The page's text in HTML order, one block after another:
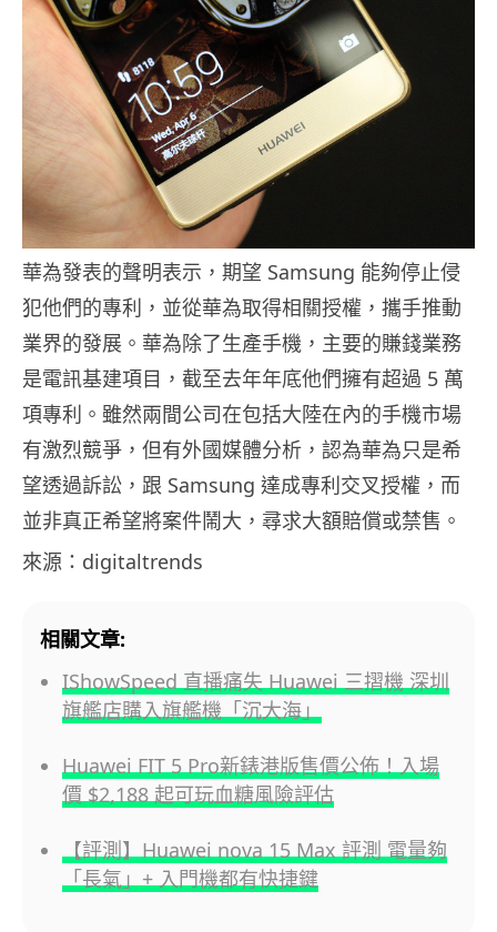
華為發表的聲明表示，期望 Samsung 能夠停止侵
犯他們的專利，並從華為取得相關授權，攜手推動
業界的發展。華為除了生產手機，主要的賺錢業務
是電訊基建項目，截至去年年底他們擁有超過 5 萬
項專利。雖然兩間公司在包括大陸在內的手機市場
有激烈競爭，但有外國媒體分析，認為華為只是希
望透過訴訟，跟 Samsung 達成專利交叉授權，而
並非真正希望將案件鬧大，尋求大額賠償或禁售。
來源：digitaltrends
相關文章:
IShowSpeed 直播痛失 Huawei 三摺機 深圳
旗艦店購入旗艦機「沉大海」
Huawei FIT 5 Pro新錶港版售價公佈！入場
價 $2,188 起可玩血糖風險評估
【評測】Huawei nova 15 Max 評測 電量夠
「長氣」+ 入門機都有快捷鍵